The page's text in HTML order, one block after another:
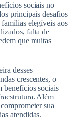
sociais no
principais desafios
elegíveis aos
falta de
que muitas
desses
crescentes, o
benefícios sociais
Além
sua
atendidas.